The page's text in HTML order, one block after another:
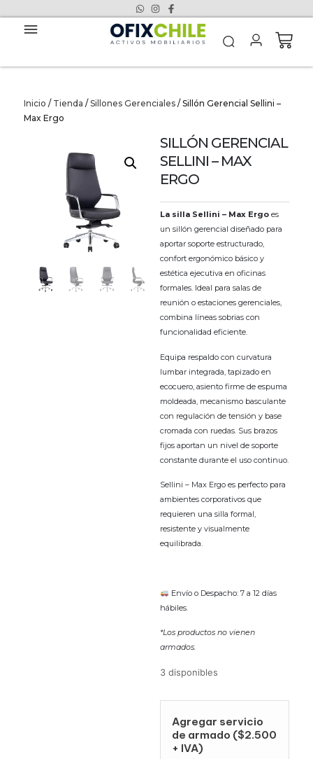
Inicio / Tienda / Sillones Gerenciales/ Sillón Gerencial Sellini –
Max Ergo
SILLÓN GERENCIAL
SELLINI – MAX
ERGO
La silla Sellini – Max Ergo es
un sillón gerencial diseñado para
aportar soporte estructurado,
confort ergonómico básico y
estética ejecutiva en oficinas
formales. Ideal para salas de
reunión o estaciones gerenciales,
combina líneas sobrias con
funcionalidad eficiente.
Equipa respaldo con curvatura
lumbar integrada, tapizado en
ecocuero, asiento firme de espuma
moldeada, mecanismo basculante
con regulación de tensión y base
cromada con ruedas. Sus brazos
fijos aportan un nivel de soporte
constante durante el uso continuo.
Sellini – Max Ergo es perfecto para
ambientes corporativos que
requieren una silla formal,
resistente y visualmente
equilibrada.
Envío o Despacho: 7 a 12 días
hábiles.
*Los productos no vienen
armados.
3 disponibles
Agregar servicio
de armado ($2.500
+ IVA)